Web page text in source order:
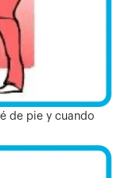
de pie y cuando